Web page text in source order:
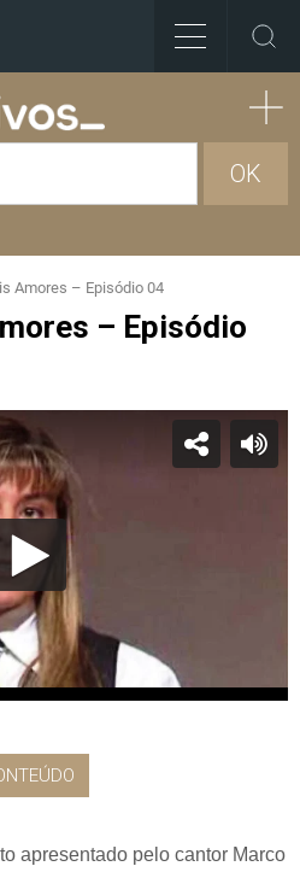
OK
Amores – Episódio 04
– Episódio
apresentado pelo cantor Marco